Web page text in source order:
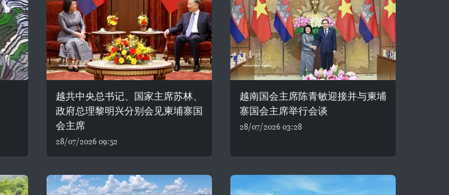
越共中央总书记、国家主席苏林、
政府总理黎明兴分别会见柬埔寨国
会主席
28/07/2026 09:52
越南国会主席陈青敏迎接并与柬埔
寨国会主席举行会谈
28/07/2026 03:28